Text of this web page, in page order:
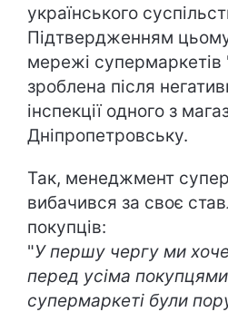
українського
Підтвердженням
мережі супермаркетів
зроблена після
інспекції одного з
Дніпропетровську.
Так, менеджмент
вибачився за своє
покупців:
"У першу чергу ми
перед усіма
супермаркеті були